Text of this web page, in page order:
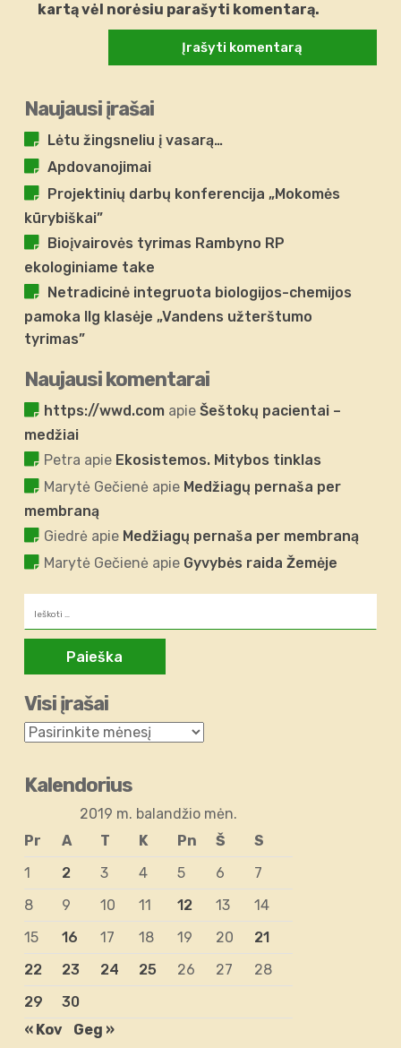
kartą vėl norėsiu parašyti komentarą.
Naujausi įrašai
Lėtu žingsneliu į vasarą…
Apdovanojimai
Projektinių darbų konferencija „Mokomės
kūrybiškai”
Bioįvairovės tyrimas Rambyno RP
ekologiniame take
Netradicinė integruota biologijos-chemijos
pamoka IIg klasėje „Vandens užterštumo
tyrimas”
Naujausi komentarai
https://wwd.com apieŠeštokų pacientai –
medžiai
Petra apie Ekosistemos. Mitybos tinklas
Marytė Gečienė apie Medžiagų pernaša per
membraną
Giedrė apie Medžiagų pernaša per membraną
Marytė Gečienė apie Gyvybės raida Žemėje
Visi įrašai
Kalendorius
2019 m. balandžio mėn.
Pr
A T K Pn Š
S
1
2 3 4 5 6
7
8
9 10 11 12 13
14
15
16 17 18 19 20
21
22
23 24 25 26 27
28
29
30
« Kov
Geg »